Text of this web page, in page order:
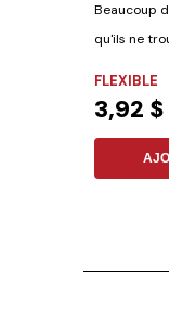
Beaucoup
qu'ils ne
FLEXIBLE
3,92 $